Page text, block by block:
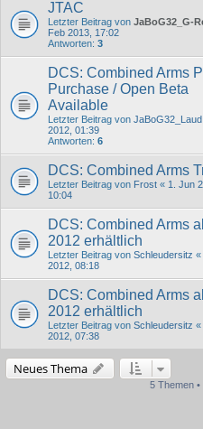
JTAC
Letzter Beitrag von JaBoG32_G-
Feb 2013, 17:02
Antworten: 3
DCS: Combined Arms
Purchase / Open Beta
Available
Letzter Beitrag von JaBoG32_Laud
2012, 01:39
Antworten: 6
DCS: Combined Arms
Letzter Beitrag von Frost « 1. Jun
10:04
DCS: Combined Arms
2012 erhältlich
Letzter Beitrag von Schleudersitz «
2012, 08:18
DCS: Combined Arms
2012 erhältlich
Letzter Beitrag von Schleudersitz «
2012, 07:38
Neues Thema
5 Themen •